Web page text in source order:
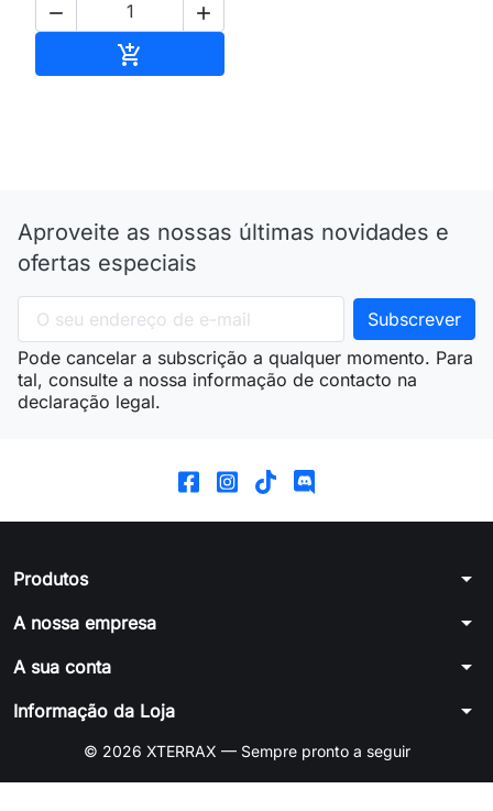
 

Aproveite as nossas últimas novidades e
ofertas especiais
Pode cancelar a subscrição a qualquer momento. Para
tal, consulte a nossa informação de contacto na
declaração legal.
Produtos arrow_drop_down
A nossa empresa arrow_drop_down
A sua conta arrow_drop_down
Informação da Loja arrow_drop_down
© 2026 XTERRAX — Sempre pronto a seguir